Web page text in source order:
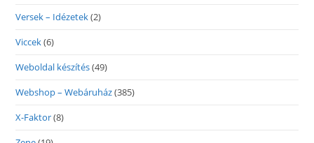
Versek – Idézetek(2)
Viccek(6)
Weboldal készítés(49)
Webshop – Webáruház(385)
X-Faktor(8)